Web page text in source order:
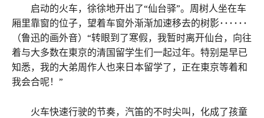
启动的火车，徐徐地开出了“仙台驿”。周树人坐在车
厢里靠窗的位子，望着车窗外渐渐加速移去的树影･･････
（鲁迅的画外音）“转眼到了寒假，我暂时离开仙台，向往
着与大多数在東京的清国留学生们一起过年。特别是早已
知悉，我的大弟周作人也来日本留学了，正在東京等着和
我会合呢！”
火车快速行驶的节奏，汽笛的不时尖叫，化成了孩童